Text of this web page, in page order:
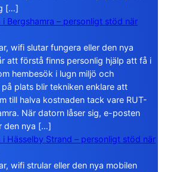
[…]
i Bergshamra – personligt stöd när
wifi slutar fungera eller den nya
att förstå finns personlig hjälp att få i
hembesök i lugn miljö och
plats blir tekniken enklare att
till halva kostnaden tack vare RUT-
När datorn låser sig, e-posten
den nya […]
i Hässelby Strand – personligt stöd när
wifi strular eller den nya mobilen